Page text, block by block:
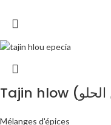
Mélanges d'épices